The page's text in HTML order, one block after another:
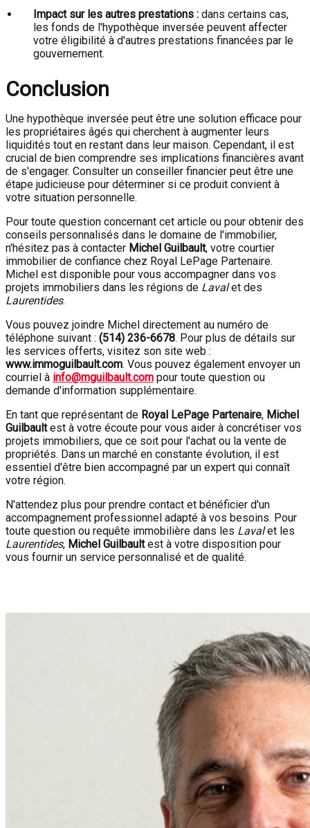
Impact sur les autres prestations : dans certains cas,
les fonds de l'hypothèque inversée peuvent affecter
votre éligibilité à d'autres prestations financées par le
gouvernement.
Conclusion
Une hypothèque inversée peut être une solution efficace pour
les propriétaires âgés qui cherchent à augmenter leurs
liquidités tout en restant dans leur maison. Cependant, il est
crucial de bien comprendre ses implications financières avant
de s'engager. Consulter un conseiller financier peut être une
étape judicieuse pour déterminer si ce produit convient à
votre situation personnelle.
Pour toute question concernant cet article ou pour obtenir des
conseils personnalisés dans le domaine de l'immobilier,
n'hésitez pas à contacter Michel Guilbault, votre courtier
immobilier de confiance chez Royal LePage Partenaire.
Michel est disponible pour vous accompagner dans vos
projets immobiliers dans les régions de Lavalet des
Laurentides.
Vous pouvez joindre Michel directement au numéro de
téléphone suivant : (514) 236-6678. Pour plus de détails sur
les services offerts, visitez son site web :
www.immoguilbault.com. Vous pouvez également envoyer un
courriel à info@mguilbault.com pour toute question ou
demande d'information supplémentaire.
En tant que représentant de Royal LePage Partenaire, Michel
Guilbaultest à votre écoute pour vous aider à concrétiser vos
projets immobiliers, que ce soit pour l'achat ou la vente de
propriétés. Dans un marché en constante évolution, il est
essentiel d'être bien accompagné par un expert qui connaît
votre région.
N'attendez plus pour prendre contact et bénéficier d'un
accompagnement professionnel adapté à vos besoins. Pour
toute question ou requête immobilière dans les Lavalet les
Laurentides, Michel Guilbaultest à votre disposition pour
vous fournir un service personnalisé et de qualité.